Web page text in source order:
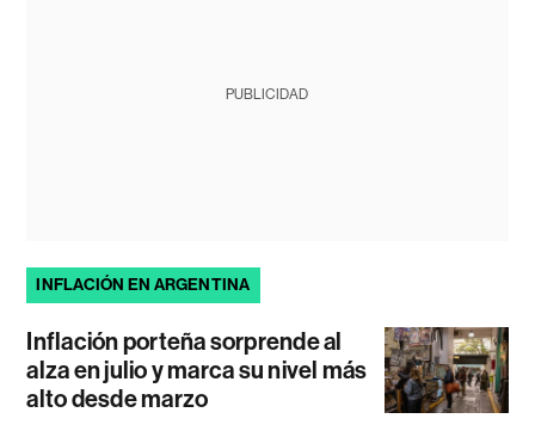
PUBLICIDAD
INFLACIÓN EN ARGENTINA
Inflación porteña sorprende al
alza en julio y marca su nivel más
alto desde marzo